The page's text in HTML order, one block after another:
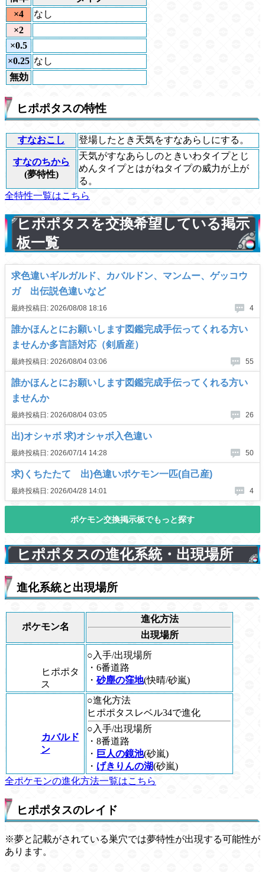
×4
なし
×2
×0.5
×0.25 なし
無効
ヒポポタスの特性
すなおこし 登場したとき天気をすなあらしにする。
すなのちから
(夢特性)
天気がすなあらしのときいわタイプとじ
めんタイプとはがねタイプの威力が上が
る。
全特性一覧はこちら
ヒポポタスを交換希望している掲示
板一覧
ヒポポタスの進化系統・出現場所
進化系統と出現場所
ポケモン名
進化方法
出現場所
ヒポポタ
ス
○入手/出現場所
・6番道路
・ 砂塵の窪地(快晴/砂嵐)
カバルド
ン
○進化方法
ヒポポタスレベル34で進化
○入手/出現場所
・8番道路
・ 巨人の鏡池(砂嵐)
・ げきりんの湖(砂嵐)
全ポケモンの進化方法一覧はこちら
ヒポポタスのレイド
※夢と記載がされている巣穴では夢特性が出現する可能性が
あります。